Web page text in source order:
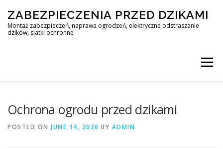
content
ZABEZPIECZENIA PRZED DZIKAMI
Montaż zabezpieczeń, naprawa ogrodzeń, elektryczne odstraszanie
dzików, siatki ochronne
Menu
Ochrona ogrodu przed dzikami
POSTED ON JUNE 14, 2026 BY ADMIN